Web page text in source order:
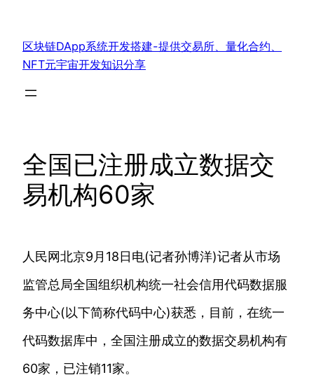
区块链DApp系统开发搭建-提供交易所、量化合约、
NFT元宇宙开发知识分享
全国已注册成立数据交
易机构60家
人民网北京9月18日电(记者孙博洋)记者从市场
监管总局全国组织机构统一社会信用代码数据服
务中心(以下简称代码中心)获悉，目前，在统一
代码数据库中，全国注册成立的数据交易机构有
60家，已注销11家。